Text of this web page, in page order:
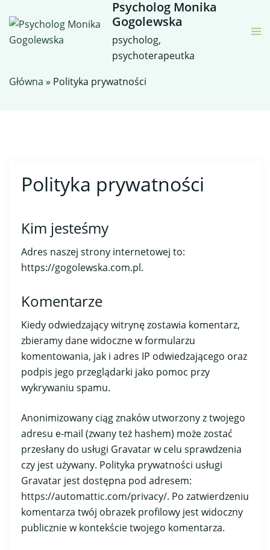
content
Psycholog Monika
Gogolewska
psycholog,
psychoterapeutka
Główna » Polityka prywatności
Polityka prywatności
Kim jesteśmy
Adres naszej strony internetowej to:
https://gogolewska.com.pl.
Komentarze
Kiedy odwiedzający witrynę zostawia komentarz,
zbieramy dane widoczne w formularzu
komentowania, jak i adres IP odwiedzającego oraz
podpis jego przeglądarki jako pomoc przy
wykrywaniu spamu.
Anonimizowany ciąg znaków utworzony z twojego
adresu e-mail (zwany też hashem) może zostać
przesłany do usługi Gravatar w celu sprawdzenia
czy jest używany. Polityka prywatności usługi
Gravatar jest dostępna pod adresem:
https://automattic.com/privacy/. Po zatwierdzeniu
komentarza twój obrazek profilowy jest widoczny
publicznie w kontekście twojego komentarza.